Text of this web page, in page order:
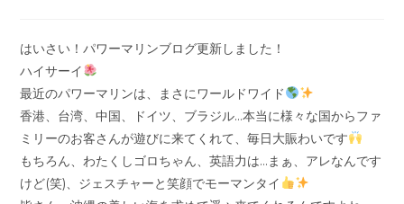
日:
テ
ゴ
ー:
はいさい！パワーマリンブログ更新しました！
ハイサーイ
最近のパワーマリンは、まさにワールドワイド
香港、台湾、中国、ドイツ、ブラジル…本当に様々な国からファ
ミリーのお客さんが遊びに来てくれて、毎日大賑わいです
もちろん、わたくしゴロちゃん、英語力は…まぁ、アレなんです
けど(笑)、ジェスチャーと笑顔でモーマンタイ